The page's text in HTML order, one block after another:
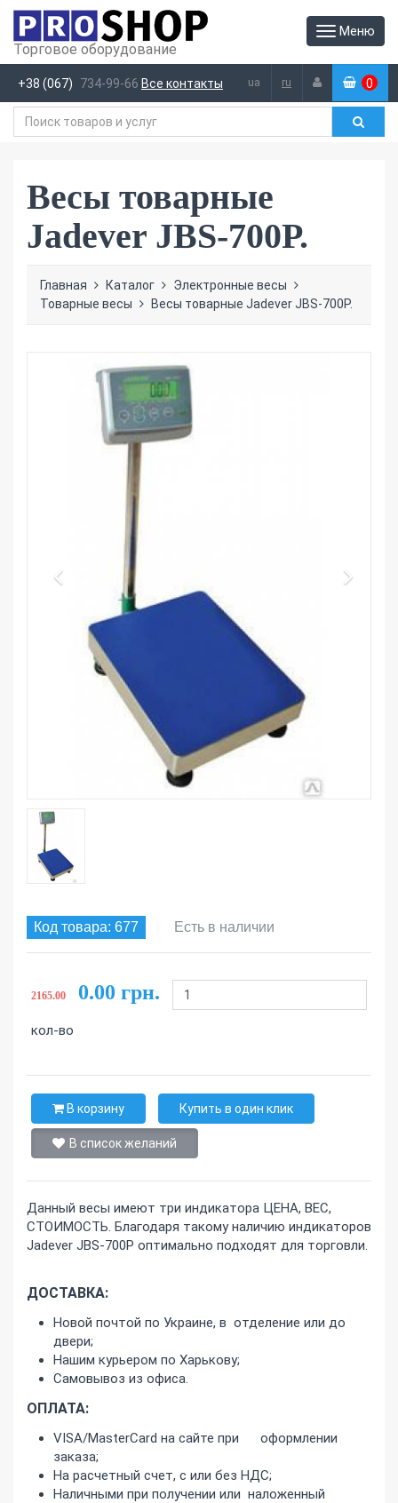
Меню
Торговое оборудование
+38 (067) 734-99-66 Все контакты ua ru (0 )
Весы товарные
Jadever JBS-700P.
Главная Каталог
Электронные весы
Товарные весы
Весы товарные Jadever JBS-700P.
Код товара: 677 Есть в наличии
2165.00 0.00 грн.
кол-во
В корзину Купить в один клик
В список желаний
Данный весы имеют три индикатора ЦЕНА, ВЕС,
СТОИМОСТЬ. Благодаря такому наличию индикаторов
Jadever JBS-700P оптимально подходят для торговли.
ДОСТАВКА:
Новой почтой по Украине, в отделение или до
двери;
Нашим курьером по Харькову;
Самовывоз из офиса.
ОПЛАТА:
VISA/MasterCard на сайте при оформлении
заказа;
На расчетный счет, с или без НДС;
Наличными при получении или наложенный